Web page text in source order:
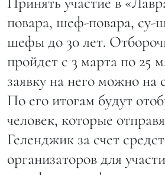
повара, шеф-повара,
шефы до 30 лет.
пройдет с 3 марта по 25
заявку на него можно на
По его итогам будут
человек, которые
Геленджик за счет
организаторов для